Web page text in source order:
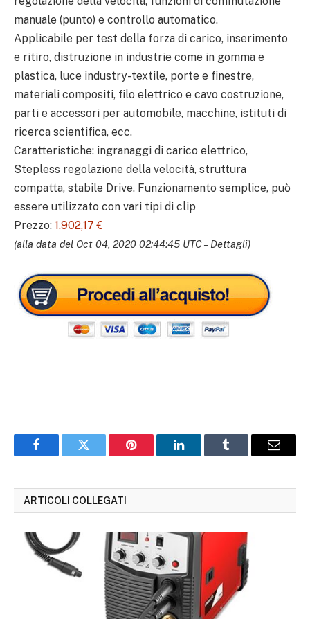
manuale (punto) e controllo automatico.
Applicabile per test della forza di carico, inserimento
e ritiro, distruzione in industrie come in gomma e
plastica, luce industry-textile, porte e finestre,
materiali compositi, filo elettrico e cavo costruzione,
parti e accessori per automobile, macchine, istituti di
ricerca scientifica, ecc.
Caratteristiche: ingranaggi di carico elettrico,
Stepless regolazione della velocità, struttura
compatta, stabile Drive. Funzionamento semplice, può
essere utilizzato con vari tipi di clip
Prezzo: 1.902,17 €
(alla data del Oct 04, 2020 02:44:45 UTC – Dettagli)
FacebookTwitter Pinterest LinkedInTumblr Email
ARTICOLI COLLEGATI